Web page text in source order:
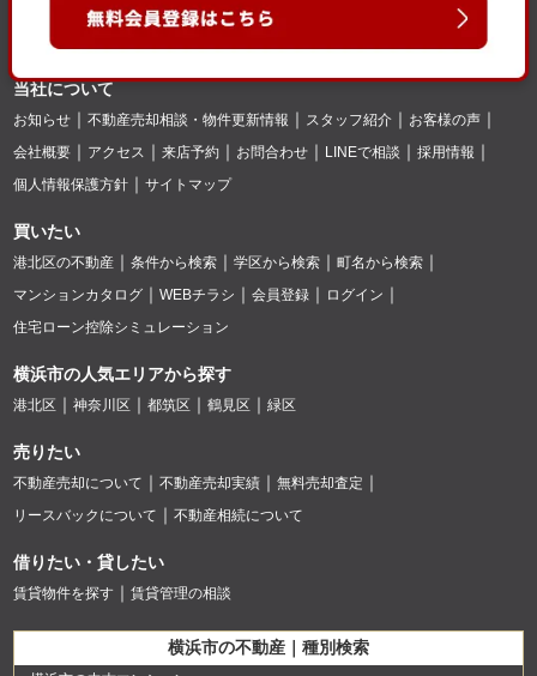
当社について
お知らせ 不動産売却相談・物件更新情報 スタッフ紹介
お客様の声
会社概要
アクセス 来店予約 お問合わせ LINEで相談
採用情報
個人情報保護方針
サイトマップ
買いたい
港北区の不動産 条件から検索 学区から検索
町名から検索
マンションカタログ
WEBチラシ 会員登録
ログイン
住宅ローン控除シミュレーション
横浜市の人気エリアから探す
港北区 神奈川区 都筑区 鶴見区 緑区
売りたい
不動産売却について 不動産売却実績
無料売却査定
リースバックについて
不動産相続について
借りたい・貸したい
賃貸物件を探す 賃貸管理の相談
横浜市の不動産｜種別検索